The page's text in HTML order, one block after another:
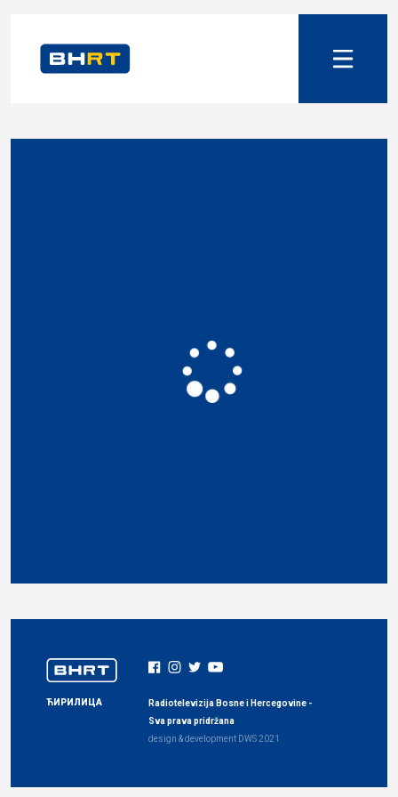
ЋИРИЛИЦА
Radiotelevizija Bosne i Hercegovine -
Sva prava pridržana
design & development DWS2021